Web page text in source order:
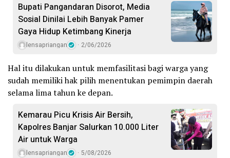
Bupati Pangandaran Disorot, Media
Sosial Dinilai Lebih Banyak Pamer
Gaya Hidup Ketimbang Kinerja
lensapriangan 2/06/2026
Hal itu dilakukan untuk memfasilitasi bagi warga yang
sudah memiliki hak pilih menentukan pemimpin daerah
selama lima tahun ke depan.
Kemarau Picu Krisis Air Bersih,
Kapolres Banjar Salurkan 10.000 Liter
Air untuk Warga
lensapriangan 5/08/2026